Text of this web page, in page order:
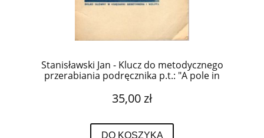
Stanisławski Jan - Klucz do metodycznego
przerabiania podręcznika p.t.: "A pole in
35,00 zł
DO KOSZYKA